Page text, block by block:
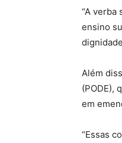
“A verba
ensino
Além
(PODE),
em
“Essas